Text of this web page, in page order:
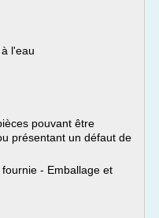
l'eau
pouvant être
présentant un défaut de
- Emballage et